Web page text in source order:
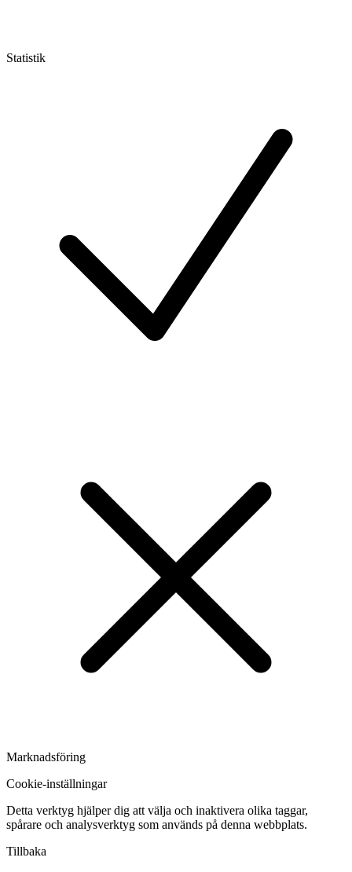
Statistik
Marknadsföring
Cookie-inställningar
Detta verktyg hjälper dig att välja och inaktivera olika taggar,
spårare och analysverktyg som används på denna webbplats.
Tillbaka